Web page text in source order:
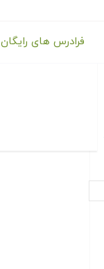
فرادرس های رایگان